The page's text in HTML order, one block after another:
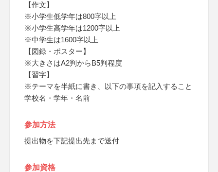
【作文】
※小学生低学年は800字以上
※小学生高学年は1200字以上
※中学生は1600字以上
【図録・ポスター】
※大きさはA2判からB5判程度
【習字】
※テーマを半紙に書き、以下の事項を記入すること
学校名・学年・名前
参加方法
提出物を下記提出先まで送付
参加資格